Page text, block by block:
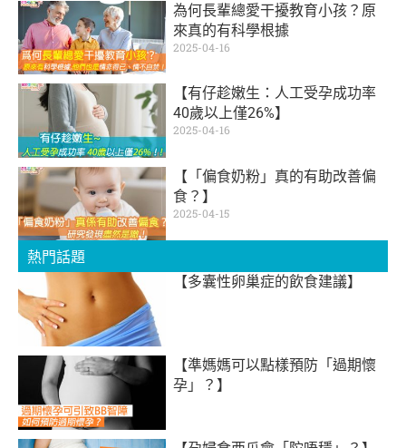
為何長輩總愛干擾教育小孩？原
來真的有科學根據
2025-04-16
【有仔趁嫩生：人工受孕成功率
40歲以上僅26%】
2025-04-16
【「偏食奶粉」真的有助改善偏
食？】
2025-04-15
熱門話題
【多囊性卵巢症的飲食建議】
【準媽媽可以點樣預防「過期懷
孕」？】